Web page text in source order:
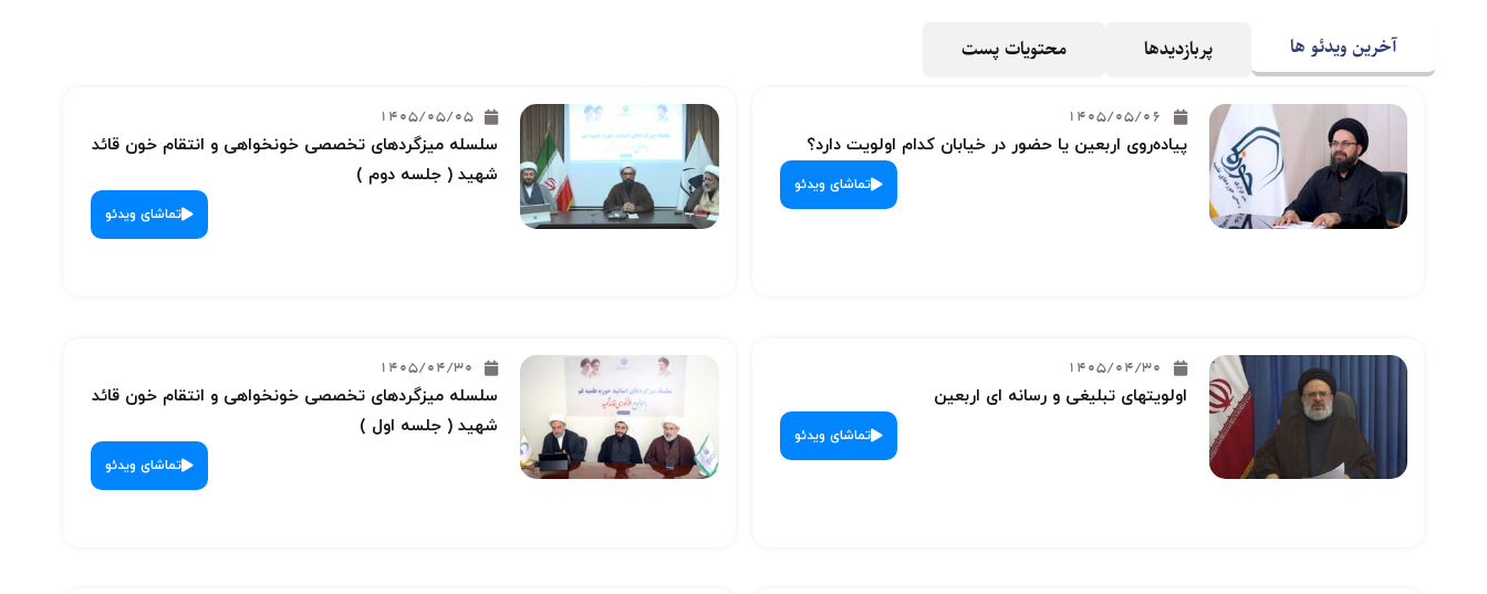
آخرین ویدئو ها پربازدیدها محتویات پست
1405/05/06
پیاده‌روی اربعین یا حضور در خیابان کدام اولویت دارد؟
تماشای ویدئو
1405/05/05
سلسله میزگردهای تخصصی خونخواهی و انتقام خون قائد
شهید ( جلسه دوم )
تماشای ویدئو
1405/04/30
اولویتهای تبلیغی و رسانه ای اربعین
تماشای ویدئو
1405/04/30
سلسله میزگردهای تخصصی خونخواهی و انتقام خون قائد
شهید ( جلسه اول )
تماشای ویدئو